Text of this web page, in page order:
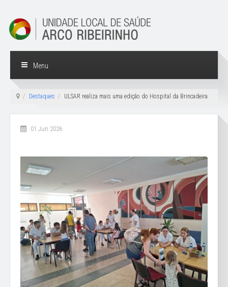
Menu
Destaques ULSAR realiza mais uma edição do Hospital da Brincadeira
01 Jun 2026